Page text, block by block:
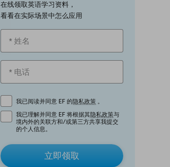
在线领取英语学习资料，
看看在实际场景中怎么应用
我已阅读并同意 EF 的隐私政策 。
我已理解并同意 EF 将根据其隐私政策与
境内外的关联方和/或第三方共享我提交
的个人信息。
立即领取